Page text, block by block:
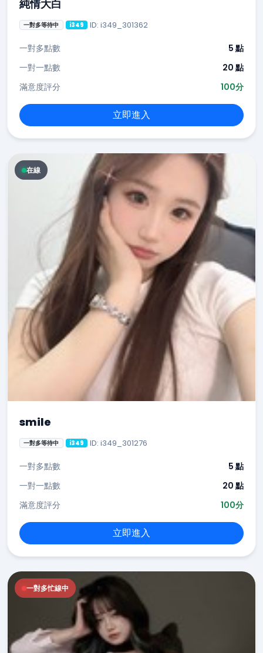
純情大白
一對多等待中 i349 ID: i349_301362
一對多點數
5 點
一對一點數
20 點
滿意度評分
100分
立即進入
在線
smile
一對多等待中 i349 ID: i349_301276
一對多點數
5 點
一對一點數
20 點
滿意度評分
100分
立即進入
一對多忙線中